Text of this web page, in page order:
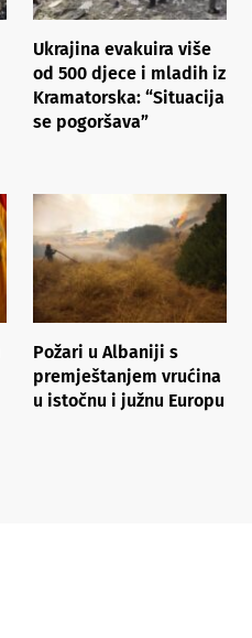
Ukrajina evakuira više
od 500 djece i mladih iz
Kramatorska: “Situacija
se pogoršava”
Požari u Albaniji s
premještanjem vrućina
u istočnu i južnu Europu